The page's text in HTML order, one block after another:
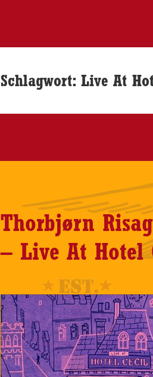
Schlagwort:Live At
Thorbjørn
– Live At Hotel